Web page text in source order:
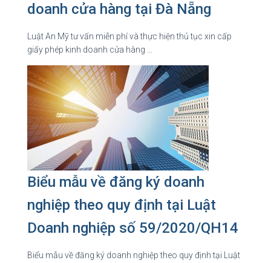
doanh cửa hàng tại Đà Nẵng
Luật An Mỹ tư vấn miễn phí và thực hiện thủ tục xin cấp
giấy phép kinh doanh cửa hàng …
Biểu mẫu về đăng ký doanh
nghiệp theo quy định tại Luật
Doanh nghiệp số 59/2020/QH14
Biểu mẫu về đăng ký doanh nghiệp theo quy định tại Luật